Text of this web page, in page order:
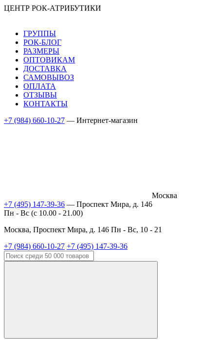
ЦЕНТР РОК-АТРИБУТИКИ
ГРУППЫ
РОК-БЛОГ
РАЗМЕРЫ
ОПТОВИКАМ
ДОСТАВКА
САМОВЫВОЗ
ОПЛАТА
ОТЗЫВЫ
КОНТАКТЫ
+7 (984) 660-10-27 — Интернет-магазин
Москва
+7 (495) 147-39-36 — Проспект Мира, д. 146
Пн - Вс (c 10.00 - 21.00)
Москва, Проспект Мира, д. 146 Пн - Вс, 10 - 21
+7 (984) 660-10-27 +7 (495) 147-39-36